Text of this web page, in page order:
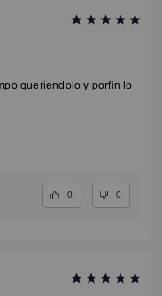
queriendolo y porfin lo
0 0